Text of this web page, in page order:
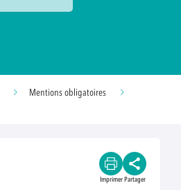
Mentions obligatoires
Imprimer Partager